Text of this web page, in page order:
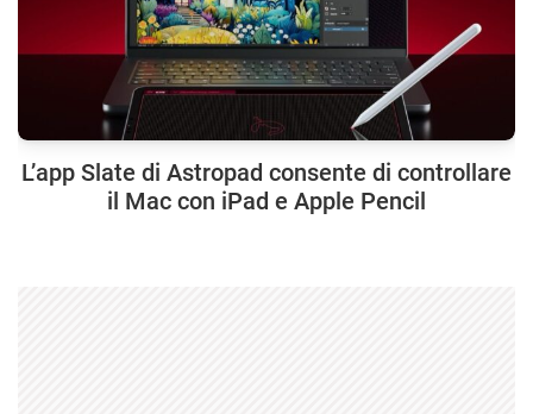
L’app Slate di Astropad consente di controllare
il Mac con iPad e Apple Pencil